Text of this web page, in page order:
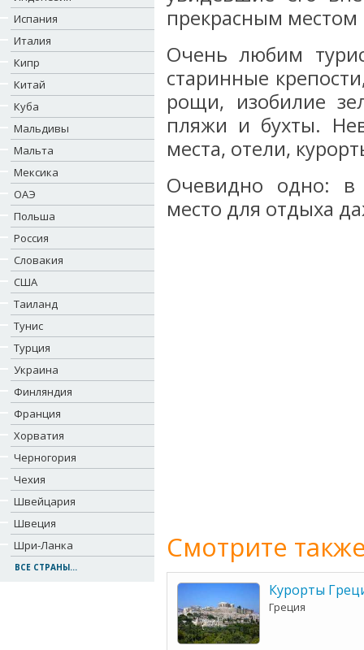
Испания
Италия
Кипр
Китай
Куба
Мальдивы
Мальта
Мексика
ОАЭ
Польша
Россия
Словакия
США
Таиланд
Тунис
Турция
Украина
Финляндия
Франция
Хорватия
Черногория
Чехия
Швейцария
Швеция
Шри-Ланка
ВСЕ СТРАНЫ...
прекрасным местом
Очень любим
старинные
рощи, изобилие
пляжи и бухты.
места, отели,
Очевидно одно: в
место для отдыха
Смотрите
Курорты
Греция